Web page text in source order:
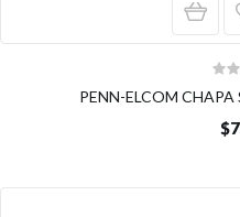
PENN-ELCOM CHAPA